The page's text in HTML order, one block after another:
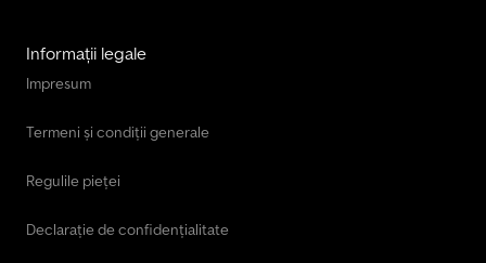
Informații legale
Impresum
Termeni și condiții generale
Regulile pieței
Declarație de confidențialitate